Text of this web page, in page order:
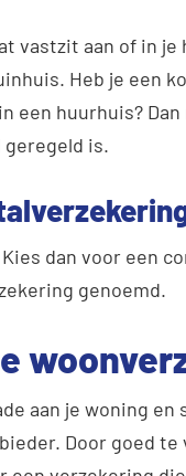
vastzit aan of in je
Heb je een
een huurhuis?
is.
dan voor een
genoemd.
aan je woning en
Door goed te